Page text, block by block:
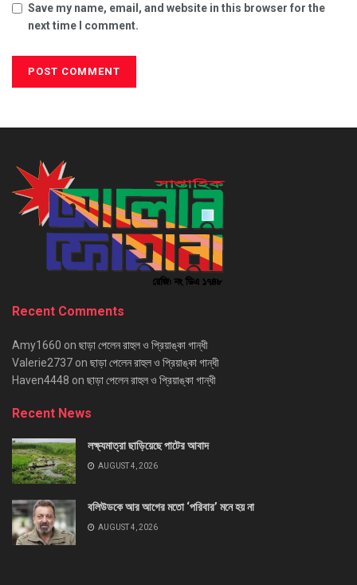
Save my name, email, and website in this browser for the
next time I comment.
Recent Comments
Amy1660 on ছাড়া পেলেন রাহুল ও প্রিয়াঙ্কা গান্ধী
Valerie2737 on ছাড়া পেলেন রাহুল ও প্রিয়াঙ্কা গান্ধী
Haven4448 on ছাড়া পেলেন রাহুল ও প্রিয়াঙ্কা গান্ধী
Recent News
লক্ষ্যমাত্রা ছাড়িয়েছে পাটের আবাদ
AUGUST 4, 2026
বলিউডকে আর আগের মতো ‘পরিবার’ মনে হয় না
AUGUST 4, 2026